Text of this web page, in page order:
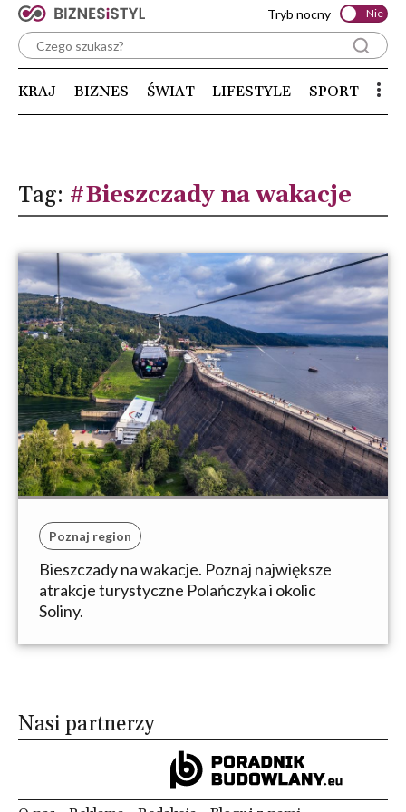
Tryb nocny Nie
KRAJ BIZNES ŚWIAT LIFESTYLE SPORT
Tag: #Bieszczady na wakacje
Poznaj region
Bieszczady na wakacje. Poznaj największe
atrakcje turystyczne Polańczyka i okolic
Soliny.
Nasi partnerzy